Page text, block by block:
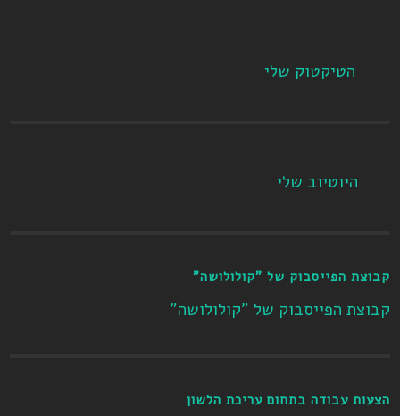
הטיקטוק שלי
היוטיוב שלי
קבוצת הפייסבוק של "קולולושה"
קבוצת הפייסבוק של "קולולושה"
הצעות עבודה בתחום עריכת הלשון